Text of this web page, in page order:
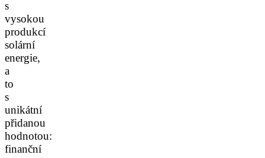
s
vysokou
produkcí
solární
energie,
a
to
s
unikátní
přidanou
hodnotou:
finanční